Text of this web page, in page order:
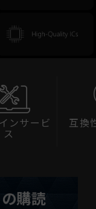
ンサービ
ス
互換
購読